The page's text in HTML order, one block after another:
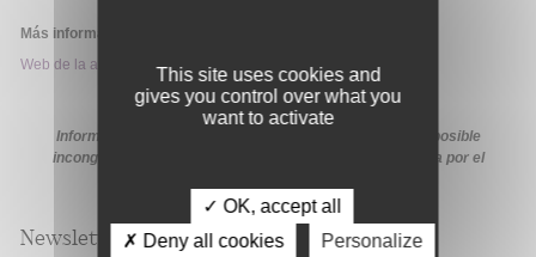
Más información:
Web de la ayuda
Información extraída de la web de la ayuda. En caso de posible
incongruencia, prevalecerá la información proporcionada por el
Newsletter
This site uses cookies and
gives you control over what you
want to activate
✓ OK, accept all
✗ Deny all cookies
Personalize